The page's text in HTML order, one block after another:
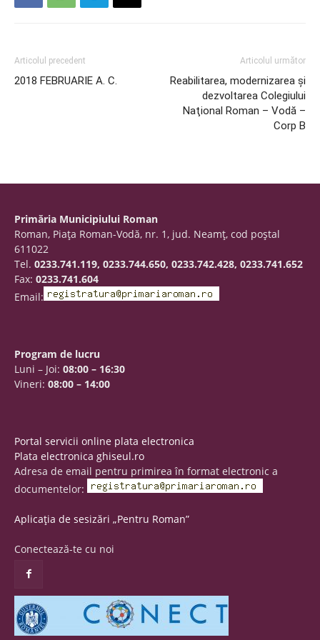
Articolul precedent
2018 FEBRUARIE A. C.
Articolul următor
Reabilitarea, modernizarea şi
dezvoltarea Colegiului
Naţional Roman – Vodă –
Corp B
Primăria Municipiului Roman
Roman, Piaţa Roman-Vodă, nr. 1, jud. Neamţ, cod poştal
611022
Tel. 0233.741.119, 0233.744.650, 0233.742.428, 0233.741.652
Fax: 0233.741.604
Email:
Program de lucru
Luni – Joi: 08:00 – 16:30
Vineri: 08:00 – 14:00
Portal servicii online plata electronica
Plata electronica ghiseul.ro
Adresa de email pentru primirea în format electronic a
documentelor:
Aplicația de sesizări „Pentru Roman”
Conectează-te cu noi